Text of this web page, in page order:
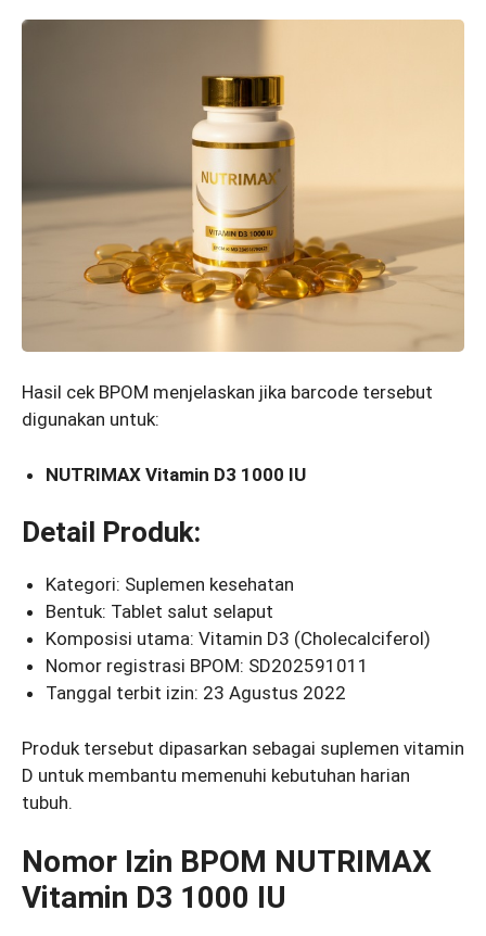
Hasil cek BPOM menjelaskan jika barcode tersebut
digunakan untuk:
NUTRIMAX Vitamin D3 1000 IU
Detail Produk:
Kategori: Suplemen kesehatan
Bentuk: Tablet salut selaput
Komposisi utama: Vitamin D3 (Cholecalciferol)
Nomor registrasi BPOM: SD202591011
Tanggal terbit izin: 23 Agustus 2022
Produk tersebut dipasarkan sebagai suplemen vitamin
D untuk membantu memenuhi kebutuhan harian
tubuh.
Nomor Izin BPOM NUTRIMAX
Vitamin D3 1000 IU